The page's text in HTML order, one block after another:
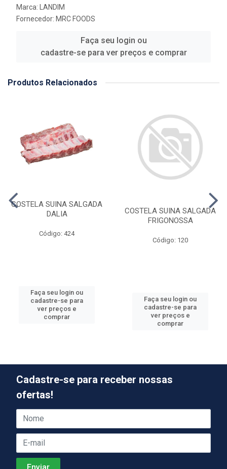
Marca:
LANDIM
Fornecedor: MRC FOODS
Faça seu login ou
cadastre-se para ver preços e comprar
Produtos Relacionados
COSTELA SUINA SALGADA
DALIA
Código: 424
Faça seu login ou
cadastre-se para
ver preços e
comprar
COSTELA SUINA SALGADA
FRIGONOSSA
Código: 120
Faça seu login ou
cadastre-se para
ver preços e
comprar
Cadastre-se para receber nossas
ofertas!